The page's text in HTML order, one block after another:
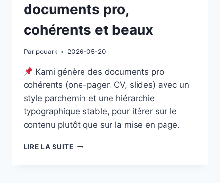
documents pro,
cohérents et beaux
Par pouark 2026-05-20
Kami génère des documents pro
cohérents (one-pager, CV, slides) avec un
style parchemin et une hiérarchie
typographique stable, pour itérer sur le
contenu plutôt que sur la mise en page.
LIRE LA SUITEKAMI